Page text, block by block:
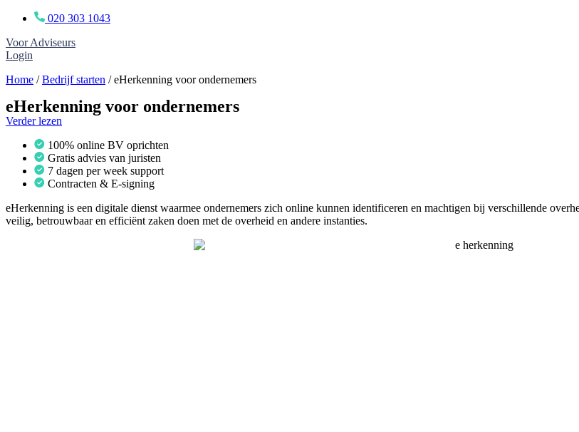
020 303 1043
Voor Adviseurs
Login
Home /Bedrijf starten /eHerkenning voor ondernemers
eHerkenning voor ondernemers
Verder lezen
100% online BV oprichten
Gratis advies van juristen
7 dagen per week support
Contracten & E-signing
eHerkenning is een digitale dienst waarmee ondernemers zich online kunnen identificeren en machtigen bij verschillende
veilig, betrouwbaar en efficiënt zaken doen met de overheid en andere instanties.